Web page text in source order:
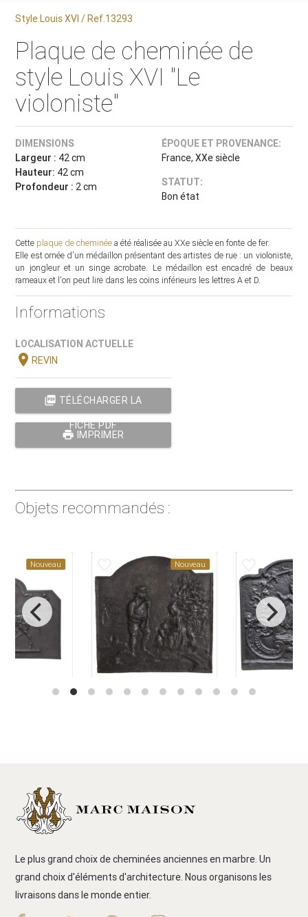
Style Louis XVI / Ref.13293
Plaque de cheminée de
style Louis XVI "Le
violoniste"
DIMENSIONS
Largeur : 42 cm
Hauteur: 42 cm
Profondeur : 2 cm
ÉPOQUE ET PROVENANCE:
France, XXe siècle
STATUT:
Bon état
Cette plaque de cheminée a été réalisée au XXe siècle en fonte de fer.
Elle est ornée d'un médaillon présentant des artistes de rue : un violoniste,
un jongleur et un singe acrobate. Le médaillon est encadré de beaux
rameaux et l'on peut lire dans les coins inférieurs les lettres A et D.
Informations
LOCALISATION ACTUELLE
location_onREVIN
picture_as_pdf TÉLÉCHARGER LA
FICHE PDF
print IMPRIMER
Objets recommandés :
Nouveau favorite_border Nouveau favorite_border
Le plus grand choix de cheminées anciennes en marbre. Un
grand choix d'éléments d'architecture. Nous organisons les
livraisons dans le monde entier.